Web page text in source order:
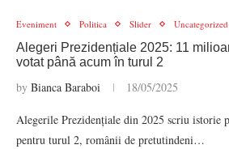
Eveniment Politica Slider Uncategorized
Alegeri Prezidențiale 2025: 11
votat până acum în turul 2
by Bianca Baraboi 18/05/2025
Alegerile Prezidențiale din 2025 scriu istorie
pentru turul 2, românii de pretutindeni…